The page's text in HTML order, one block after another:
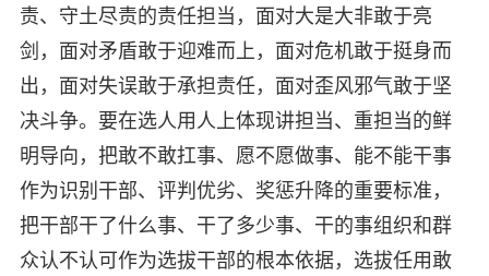
责、守土尽责的责任担当，面对大是大非敢于亮
剑，面对矛盾敢于迎难而上，面对危机敢于挺身而
出，面对失误敢于承担责任，面对歪风邪气敢于坚
决斗争。要在选人用人上体现讲担当、重担当的鲜
明导向，把敢不敢扛事、愿不愿做事、能不能干事
作为识别干部、评判优劣、奖惩升降的重要标准，
把干部干了什么事、干了多少事、干的事组织和群
众认不认可作为选拔干部的根本依据，选拔任用敢